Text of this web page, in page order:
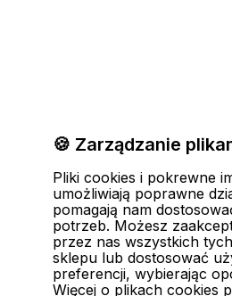
🍪 Zarządzanie
Pliki cookies i pokrewne
umożliwiają poprawne
pomagają nam
potrzeb. Możesz
przez nas wszystkich
sklepu lub dostosować
preferencji, wybierając
Więcej o plikach cookies